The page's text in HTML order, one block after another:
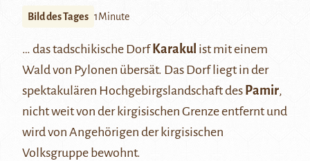
Bild des Tages 1Minute
… das tadschikische DorfKarakul ist mit einem
Wald von Pylonen übersät. Das Dorf liegt in der
spektakulären Hochgebirgslandschaft des Pamir,
nicht weit von der kirgisischen Grenze entfernt und
wird von Angehörigen der kirgisischen
Volksgruppe bewohnt.